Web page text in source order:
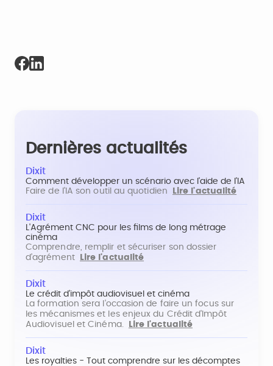
Dernières actualités
Dixit
Comment développer un scénario avec l'aide de l'IA
Faire de l'IA son outil au quotidien
Lire l'actualité
Dixit
L'Agrément CNC pour les films de long métrage
cinéma
Comprendre, remplir et sécuriser son dossier
d'agrément
Lire l'actualité
Dixit
Le crédit d'impôt audiovisuel et cinéma
La formation sera l'occasion de faire un focus sur
les mécanismes et les enjeux du Crédit d'Impôt
Audiovisuel et Cinéma.
Lire l'actualité
Dixit
Les royalties - Tout comprendre sur les décomptes